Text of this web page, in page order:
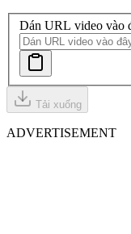
Dán URL video vào
Tải xuống
ADVERTISEMENT